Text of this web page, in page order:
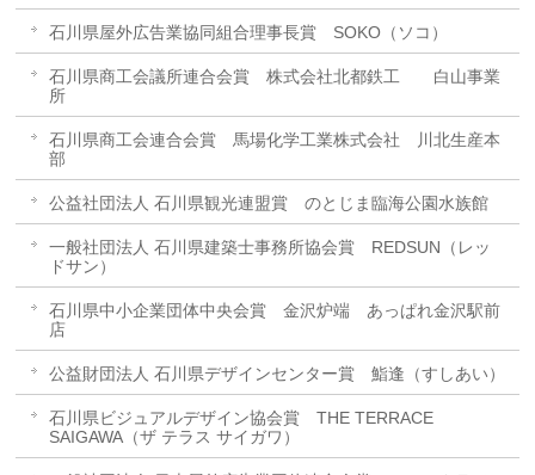
石川県屋外広告業協同組合理事長賞 SOKO（ソコ）
石川県商工会議所連合会賞 株式会社北都鉄工 白山事業
所
石川県商工会連合会賞 馬場化学工業株式会社 川北生産本
部
公益社団法人 石川県観光連盟賞 のとじま臨海公園水族館
一般社団法人 石川県建築士事務所協会賞 REDSUN（レッ
ドサン）
石川県中小企業団体中央会賞 金沢炉端 あっぱれ金沢駅前
店
公益財団法人 石川県デザインセンター賞 鮨逢（すしあい）
石川県ビジュアルデザイン協会賞 THE TERRACE
SAIGAWA（ザ テラス サイガワ）